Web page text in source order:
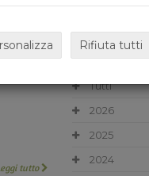
tutto
ARCHIVIO
Tutti
2026
2025
2024
Rifiuta tutti